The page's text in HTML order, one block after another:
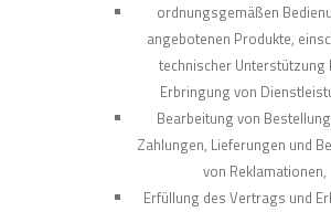
ordnungsgemäßen
angebotenen Produkte,
technischer Unterstützung
Erbringung von
Bearbeitung von
Zahlungen, Lieferungen und
von Reklamationen,
Erfüllung des Vertrags und